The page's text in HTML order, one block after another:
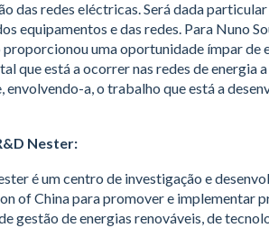
das redes eléctricas. Será dada
equipamentos e das redes. Para Nuno
uma oportunidade ímpar de
que está a ocorrer nas redes de energia
envolvendo-a, o trabalho que está a
Nester:
é um centro de investigação e
of China para promover e implementar
gestão de energias renováveis, de